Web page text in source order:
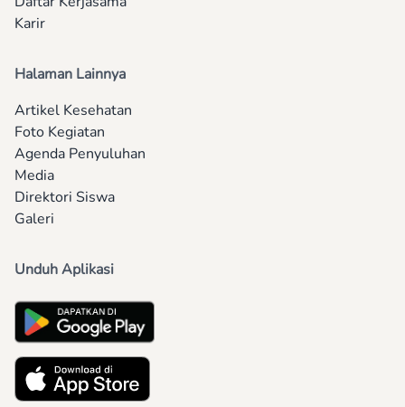
Karir
Halaman Lainnya
Artikel Kesehatan
Foto Kegiatan
Agenda Penyuluhan
Media
Direktori Siswa
Galeri
Unduh Aplikasi